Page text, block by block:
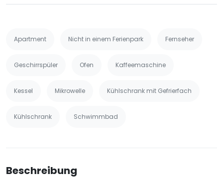
Apartment Nicht in einem Ferienpark Fernseher
Geschirrspüler Ofen Kaffeemaschine
Kessel Mikrowelle Kühlschrank mit Gefrierfach
Kühlschrank Schwimmbad
Beschreibung